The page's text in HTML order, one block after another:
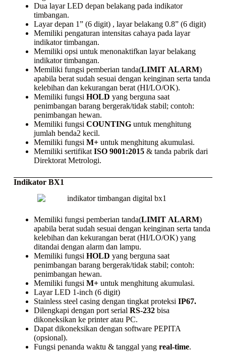
Dua layar LED depan belakang pada indikator
timbangan.
Layar depan 1” (6 digit) , layar belakang 0.8” (6 digit)
Memiliki pengaturan intensitas cahaya pada layar
indikator timbangan.
Memiliki opsi untuk menonaktifkan layar belakang
indikator timbangan.
Memiliki fungsi pemberian tanda(LIMIT ALARM)
apabila berat sudah sesuai dengan keinginan serta tanda
kelebihan dan kekurangan berat (HI/LO/OK).
Memiliki fungsi HOLD yang berguna saat
penimbangan barang bergerak/tidak stabil; contoh:
penimbangan hewan.
Memiliki fungsi COUNTING untuk menghitung
jumlah benda2 kecil.
Memiliki fungsi M+ untuk menghitung akumulasi.
Memiliki sertifikat ISO 9001:2015& tanda pabrik dari
Direktorat Metrologi.
Indikator BX1
Memiliki fungsi pemberian tanda(LIMIT ALARM)
apabila berat sudah sesuai dengan keinginan serta tanda
kelebihan dan kekurangan berat (HI/LO/OK) yang
ditandai dengan alarm dan lampu.
Memiliki fungsi HOLD yang berguna saat
penimbangan barang bergerak/tidak stabil; contoh:
penimbangan hewan.
Memiliki fungsi M+ untuk menghitung akumulasi.
Layar LED 1-inch (6 digit)
Stainless steel casing dengan tingkat proteksi IP67.
Dilengkapi dengan port serial RS-232bisa
dikoneksikan ke printeratau PC.
Dapat dikoneksikan dengan software PEPITA
(opsional).
Fungsi penanda waktu & tanggal yang real-time.